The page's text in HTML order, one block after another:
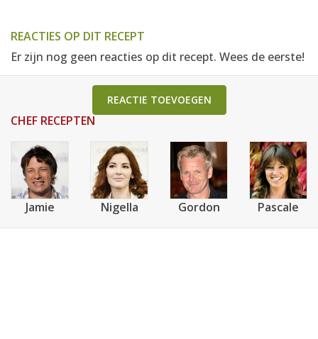
REACTIES OP DIT RECEPT
Er zijn nog geen reacties op dit recept. Wees de eerste!
REACTIE TOEVOEGEN
CHEF RECEPTEN
Jamie Nigella Gordon Pascale